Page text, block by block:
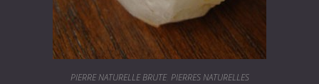
PIERRE NATURELLE BRUTE, PIERRES NATURELLES